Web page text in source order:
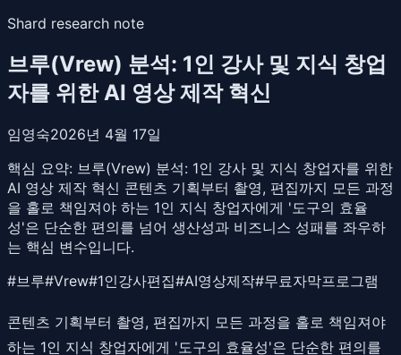
Shard research note
브루(Vrew) 분석: 1인 강사 및 지식 창업
자를 위한 AI 영상 제작 혁신
임영숙2026년 4월 17일
핵심 요약: 브루(Vrew) 분석: 1인 강사 및 지식 창업자를 위한
AI 영상 제작 혁신 콘텐츠 기획부터 촬영, 편집까지 모든 과정
을 홀로 책임져야 하는 1인 지식 창업자에게 '도구의 효율
성'은 단순한 편의를 넘어 생산성과 비즈니스 성패를 좌우하
는 핵심 변수입니다.
#브루#Vrew#1인강사편집#AI영상제작#무료자막프로그램
콘텐츠 기획부터 촬영, 편집까지 모든 과정을 홀로 책임져야
하는 1인 지식 창업자에게 '도구의 효율성'은 단순한 편의를